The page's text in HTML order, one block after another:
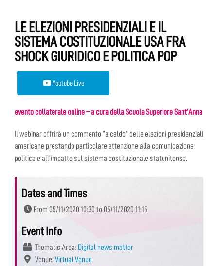
LE ELEZIONI PRESIDENZIALI E IL
SISTEMA COSTITUZIONALE USA FRA
SHOCK GIURIDICO E POLITICA POP
Youtube Live
evento collaterale online – a cura della Scuola Superiore Sant’Anna
Il webinar offrirà un commento “a caldo” delle elezioni presidenziali
americane prestando particolare attenzione alla comunicazione
politica e all’impatto sul sistema costituzionale statunitense.
Dates and Times
From 05/11/2020 10:30 to 05/11/2020 11:15
Event Info
Thematic Area: Digital news matter
Venue: Virtual Venue